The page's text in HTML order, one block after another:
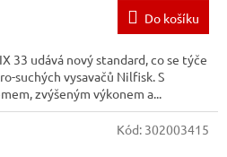
Do košíku
33 udává nový standard, co se týče
suchých vysavačů Nilfisk. S
zvýšeným výkonem a...
Kód: 302003415